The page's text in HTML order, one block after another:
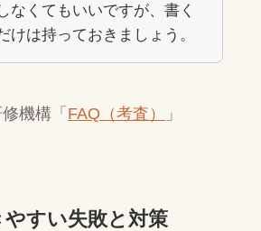
なくてもいいですが、書く
けは持っておきましょう。
機構「 FAQ（考査） 」
すい失敗と対策